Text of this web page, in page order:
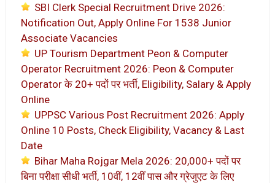
SBI Clerk Special Recruitment Drive 2026:
Notification Out, Apply Online For 1538 Junior
Associate Vacancies
UP Tourism Department Peon & Computer
Operator Recruitment 2026: Peon & Computer
Operator के 20+ पदों पर भर्ती, Eligibility, Salary & Apply
Online
UPPSC Various Post Recruitment 2026: Apply
Online 10 Posts, Check Eligibility, Vacancy & Last
Date
Bihar Maha Rojgar Mela 2026: 20,000+ पदों पर
बिना परीक्षा सीधी भर्ती, 10वीं, 12वीं पास और ग्रेजुएट के लिए